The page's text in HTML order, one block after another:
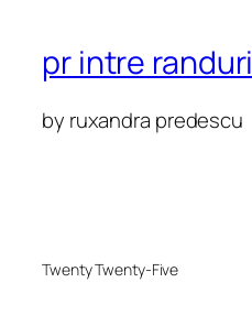
pr intre randuri
by ruxandra predescu
Twenty Twenty-Five